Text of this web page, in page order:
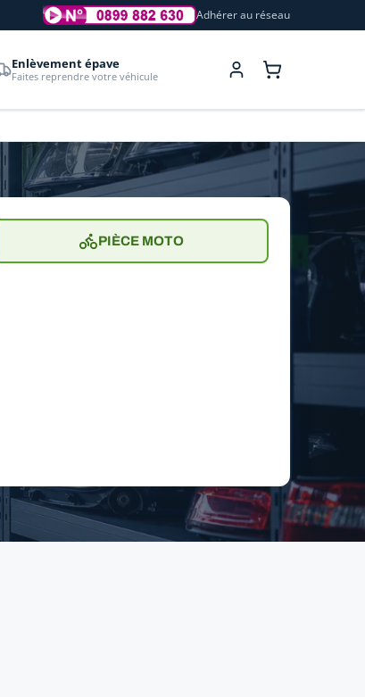
Adhérer au réseau
Enlèvement épave
Faites reprendre votre véhicule
PIÈCE MOTO